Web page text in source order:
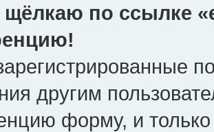
щёлкаю по ссылке
другим
форму, и